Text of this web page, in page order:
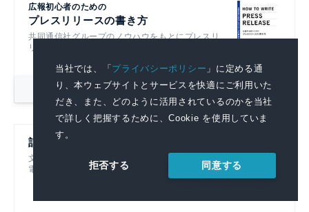
当社では、「プライバシーポリシー 」に定める通
り、本ウェブサイトとサービスを快適にご利用いた
だき、また、どのように活用されているのかを当社
で詳しく把握するために、Cookie を使用していま
す。
拒否する 同意する
広報初心者のための
プレスリリースの書き方
共同通信社グループのノウハウをもとにプレスリ
リースの基本的なポイントを解説！
詳細を見る
記者ハンドブック第14版
文書を書くすべての人におすすめです！
電子書籍も発売中！